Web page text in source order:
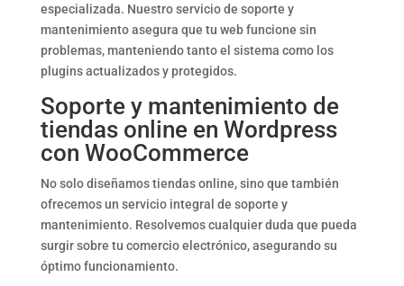
especializada. Nuestro servicio de soporte y
mantenimiento asegura que tu web funcione sin
problemas, manteniendo tanto el sistema como los
plugins actualizados y protegidos.
Soporte y mantenimiento de
tiendas online en Wordpress
con WooCommerce
No solo diseñamos tiendas online, sino que también
ofrecemos un servicio integral de soporte y
mantenimiento. Resolvemos cualquier duda que pueda
surgir sobre tu comercio electrónico, asegurando su
óptimo funcionamiento.